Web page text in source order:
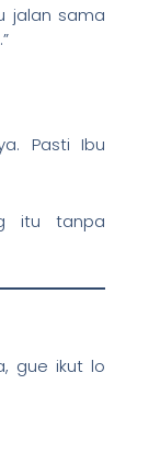
jalan sama
Pasti Ibu
itu tanpa
gue ikut lo